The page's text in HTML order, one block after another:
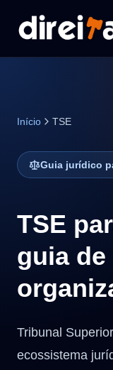
Início TSE
Guia jurídico
TSE
guia
Tribunal
ecossistema